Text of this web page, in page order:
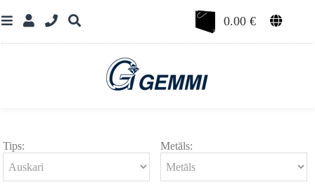
0.00€
Tips: Metāls: